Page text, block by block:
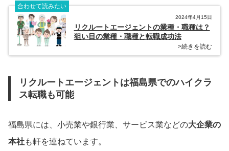
合わせて読みたい
2024年4月15日
リクルートエージェントの業種・職種は？
狙い目の業種・職種と転職成功法
>続きを読む
リクルートエージェントは福島県でのハイクラ
ス転職も可能
福島県には、小売業や銀行業、サービス業などの大企業の
本社も軒を連ねています。